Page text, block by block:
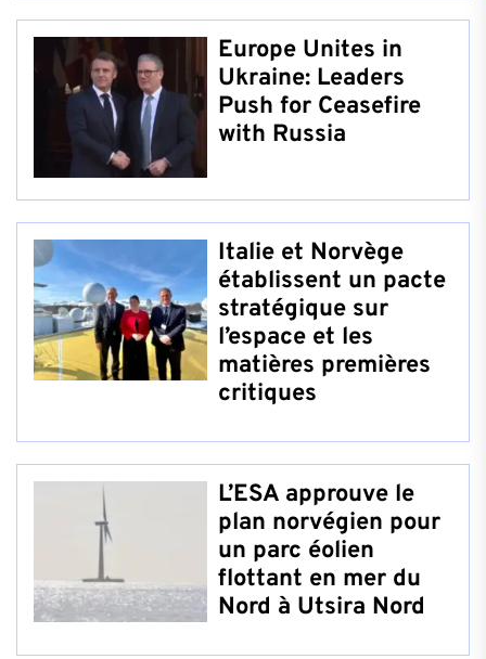
Europe Unites in
Ukraine: Leaders
Push for Ceasefire
with Russia
Italie et Norvège
établissent un pacte
stratégique sur
l’espace et les
matières premières
critiques
L’ESA approuve le
plan norvégien pour
un parc éolien
flottant en mer du
Nord à Utsira Nord